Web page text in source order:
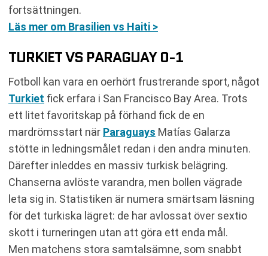
fortsättningen.
Läs mer om Brasilien vs Haiti >
TURKIET VS PARAGUAY 0-1
Fotboll kan vara en oerhört frustrerande sport, något
Turkiet fick erfara i San Francisco Bay Area. Trots
ett litet favoritskap på förhand fick de en
mardrömsstart när Paraguays Matías Galarza
stötte in ledningsmålet redan i den andra minuten.
Därefter inleddes en massiv turkisk belägring.
Chanserna avlöste varandra, men bollen vägrade
leta sig in. Statistiken är numera smärtsam läsning
för det turkiska lägret: de har avlossat över sextio
skott i turneringen utan att göra ett enda mål.
Men matchens stora samtalsämne, som snabbt